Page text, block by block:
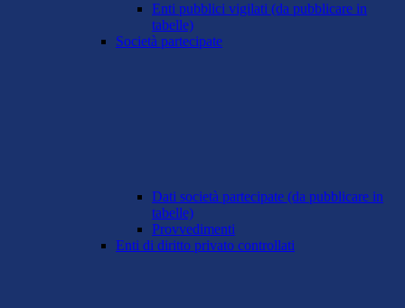
Enti pubblici vigilati (da pubblicare in
tabelle)
Società partecipate
Dati società partecipate (da pubblicare in
tabelle)
Provvedimenti
Enti di diritto privato controllati